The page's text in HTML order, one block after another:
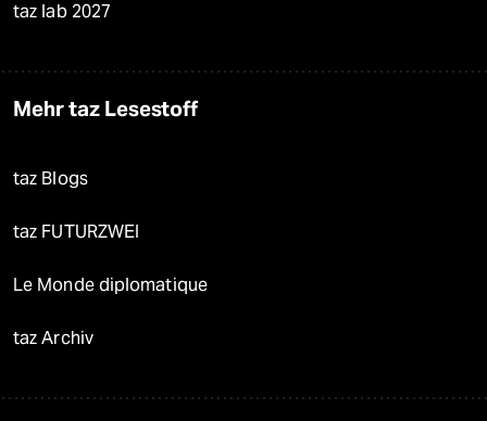
taz lab 2027
Mehr taz Lesestoff
taz Blogs
taz FUTURZWEI
Le Monde diplomatique
taz Archiv